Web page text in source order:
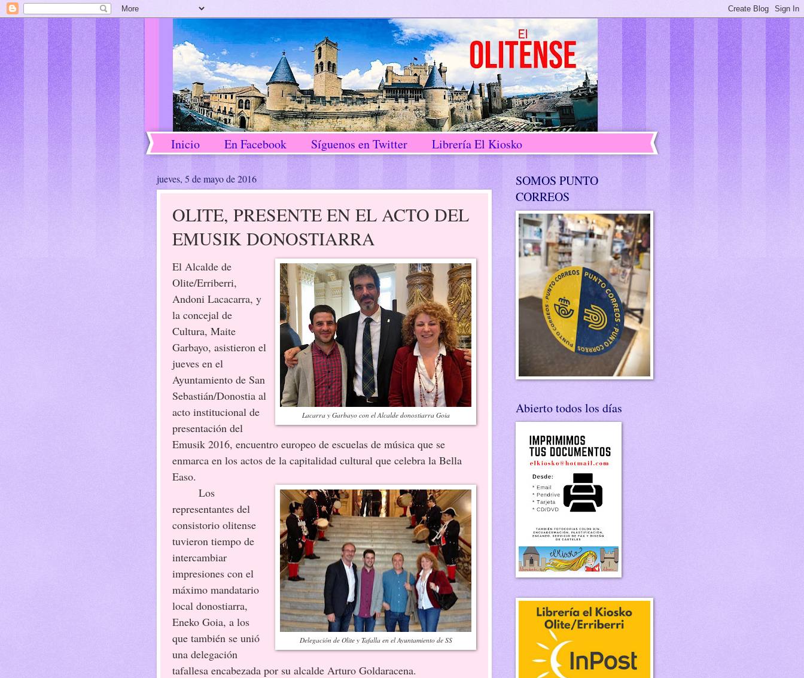
Inicio En Facebook Síguenos en Twitter Librería El Kiosko
jueves, 5 de mayo de 2016
OLITE, PRESENTE EN EL ACTO DEL
EMUSIK DONOSTIARRA
Lacarra y Garbayo con el Alcalde donostiarra Goia
El Alcalde de
Olite/Erriberri,
Andoni Lacacarra, y
la concejal de
Cultura, Maite
Garbayo, asistieron el
jueves en el
Ayuntamiento de San
Sebastián/Donostia al
acto institucional de
presentación del
Emusik 2016, encuentro europeo de escuelas de música que se
enmarca en los actos de la capitalidad cultural que celebra la Bella
Easo.
Delegación de Olite y Tafalla en el Ayuntamiento de SS
Los
representantes del
consistorio olitense
tuvieron tiempo de
intercambiar
impresiones con el
máximo mandatario
local donostiarra,
Eneko Goia, a los
que también se unió
una delegación
tafallesa encabezada por su alcalde Arturo Goldaracena.
SOMOS PUNTO
CORREOS
Abierto todos los días